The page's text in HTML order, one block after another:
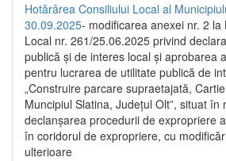
Hotărârea Consiliului Local al
30.09.2025- modificarea anexei nr. 2
Local nr. 261/25.06.2025 privind
publică şi de interes local şi aprobarea
pentru lucrarea de utilitate publică de
„Construire parcare supraetajată,
Muncipiul Slatina, Judeţul Olt”, situat în
declanşarea procedurii de expropriere
în coridorul de expropriere, cu
ulterioare